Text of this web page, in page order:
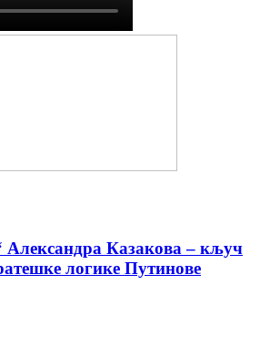
Александра Казакова – кључ
логике Путинове